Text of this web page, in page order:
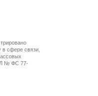
в сфере связи,
№ ФС 77-